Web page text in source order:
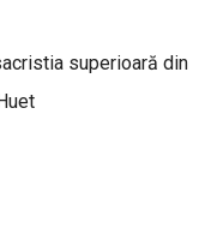
superioară din